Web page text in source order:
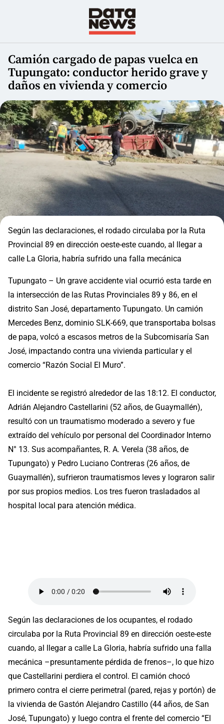
Camión cargado de papas vuelca en
Tupungato: conductor herido grave y
daños en vivienda y comercio
Según las declaraciones, el rodado circulaba por la Ruta
Provincial 89 en dirección oeste-este cuando, al llegar a
calle La Gloria, habría sufrido una falla mecánica
Tupungato – Un grave accidente vial ocurrió esta tarde en
la intersección de las Rutas Provinciales 89 y 86, en el
distrito San José, departamento Tupungato. Un camión
Mercedes Benz, dominio SLK-669, que transportaba bolsas
de papa, volcó a escasos metros de la Subcomisaría San
José, impactando contra una vivienda particular y el
comercio “Razón Social El Muro”.
El incidente se registró alrededor de las 18:12. El conductor,
Adrián Alejandro Castellarini (52 años, de Guaymallén),
resultó con un traumatismo moderado a severo y fue
extraído del vehículo por personal del Coordinador Interno
N° 13. Sus acompañantes, R. A. Verela (38 años, de
Tupungato) y Pedro Luciano Contreras (26 años, de
Guaymallén), sufrieron traumatismos leves y lograron salir
por sus propios medios. Los tres fueron trasladados al
hospital local para atención médica.
Según las declaraciones de los ocupantes, el rodado
circulaba por la Ruta Provincial 89 en dirección oeste-este
cuando, al llegar a calle La Gloria, habría sufrido una falla
mecánica –presuntamente pérdida de frenos–, lo que hizo
que Castellarini perdiera el control. El camión chocó
primero contra el cierre perimetral (pared, rejas y portón) de
la vivienda de Gastón Alejandro Castillo (44 años, de San
José, Tupungato) y luego contra el frente del comercio “El